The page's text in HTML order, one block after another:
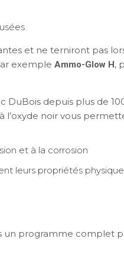
et ne terniront pas
exemple Ammo-Glow H,
depuis plus de
noir vous
et à la corrosion
leurs propriétés
un programme complet